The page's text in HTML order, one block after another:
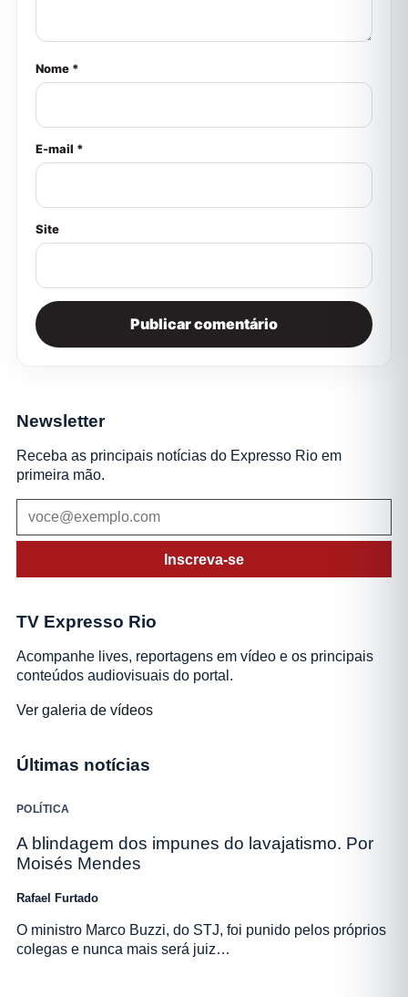
Nome *
E-mail *
Site
Newsletter
Receba as principais notícias do Expresso Rio em
primeira mão.
Inscreva-se
TV Expresso Rio
Acompanhe lives, reportagens em vídeo e os principais
conteúdos audiovisuais do portal.
Ver galeria de vídeos
Últimas notícias
POLÍTICA
A blindagem dos impunes do lavajatismo. Por
Moisés Mendes
Rafael Furtado
O ministro Marco Buzzi, do STJ, foi punido pelos próprios
colegas e nunca mais será juiz…